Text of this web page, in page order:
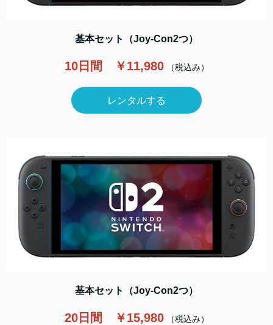
基本セット（Joy-Con2つ）
10日間 ￥11,980 （税込み）
レンタルする
基本セット（Joy-Con2つ）
20日間 ￥15,980 （税込み）